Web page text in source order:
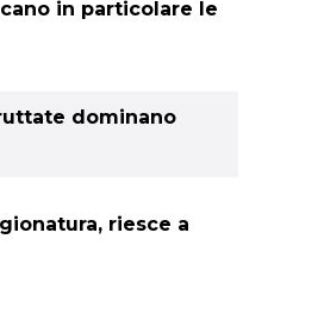
in particolare le
dominano
riesce a